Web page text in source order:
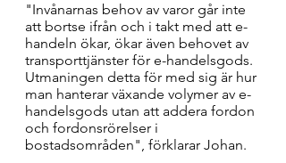
"Invånarnas behov av varor går inte
att bortse ifrån och i takt med att e-
handeln ökar, ökar även behovet av
transporttjänster för e-handelsgods.
Utmaningen detta för med sig är hur
man hanterar växande volymer av e-
handelsgods utan att addera fordon
och fordonsrörelser i
bostadsområden", förklarar Johan.